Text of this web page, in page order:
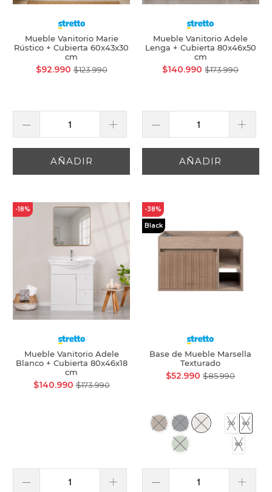
Mueble Vanitorio Marie
Rústico + Cubierta 60x43x30
cm
$92.990$123.990
AÑADIR
Mueble Vanitorio Adele
Lenga + Cubierta 80x46x50
cm
$140.990$173.990
AÑADIR
-18%
Mueble Vanitorio Adele
Blanco + Cubierta 80x46x18
cm
$140.990$173.990
-38%
Black
Base de Mueble Marsella
Texturado
$52.990$85.990
70 60
80